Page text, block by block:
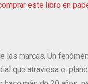
este libro en
las marcas. Un
que atraviesa el